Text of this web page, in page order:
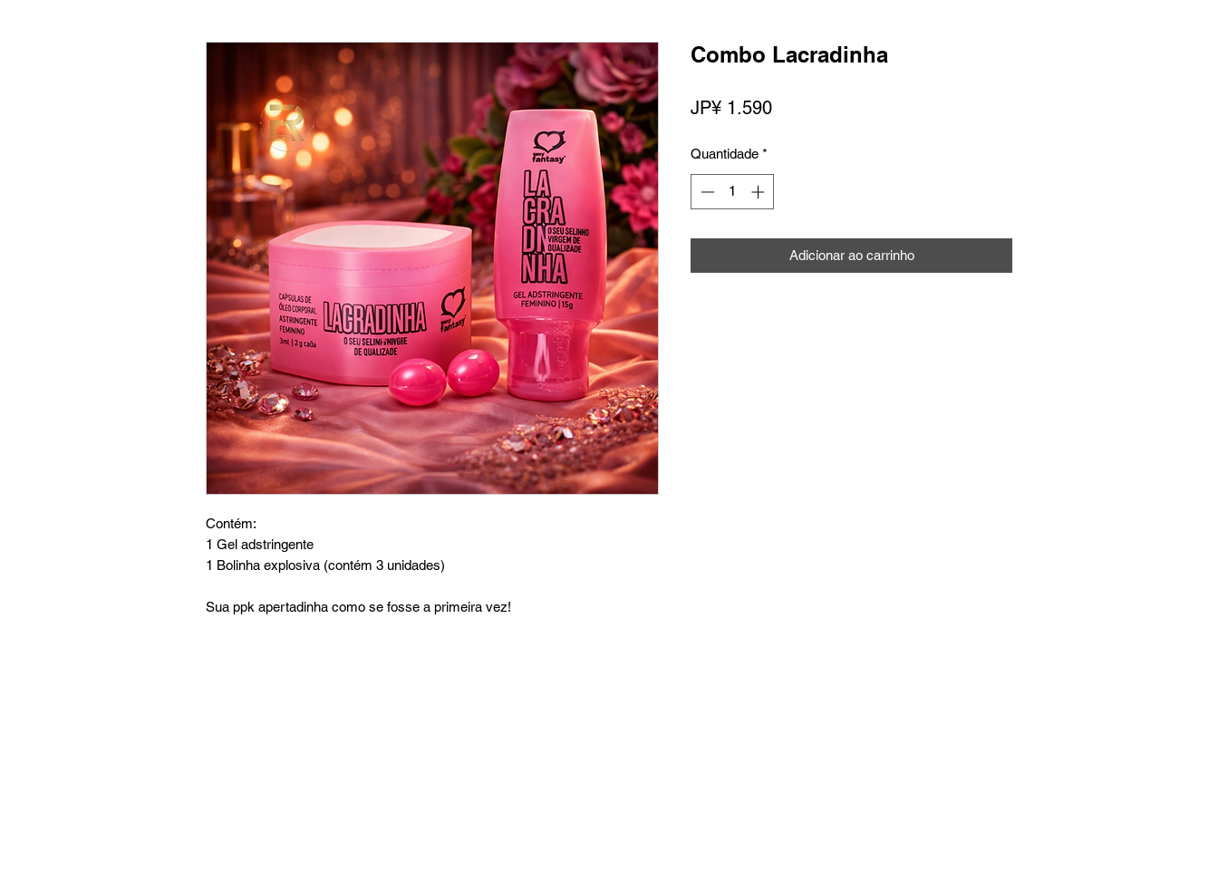
Contém:
1 Gel adstringente
1 Bolinha explosiva (contém 3 unidades)
Sua ppk apertadinha como se fosse a primeira vez!
Combo Lacradinha
JP¥ 1.590Preço
Quantidade *
Adicionar ao carrinho